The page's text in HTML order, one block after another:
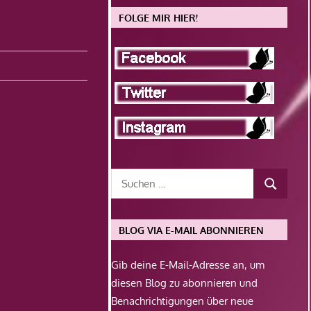
FOLGE MIR HIER!
BLOG VIA E-MAIL ABONNIEREN
Gib deine E-Mail-Adresse an, um
diesen Blog zu abonnieren und
Benachrichtigungen über neue